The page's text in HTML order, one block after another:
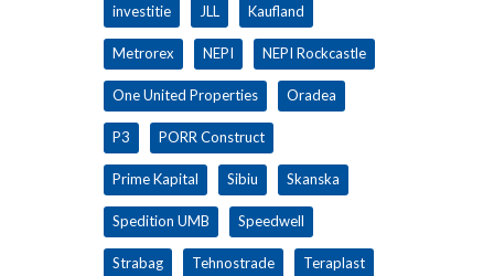
investitie JLL Kaufland
Metrorex NEPI NEPI Rockcastle
One United Properties Oradea
P3 PORR Construct
Prime Kapital Sibiu Skanska
Spedition UMB Speedwell
Strabag Tehnostrade Teraplast